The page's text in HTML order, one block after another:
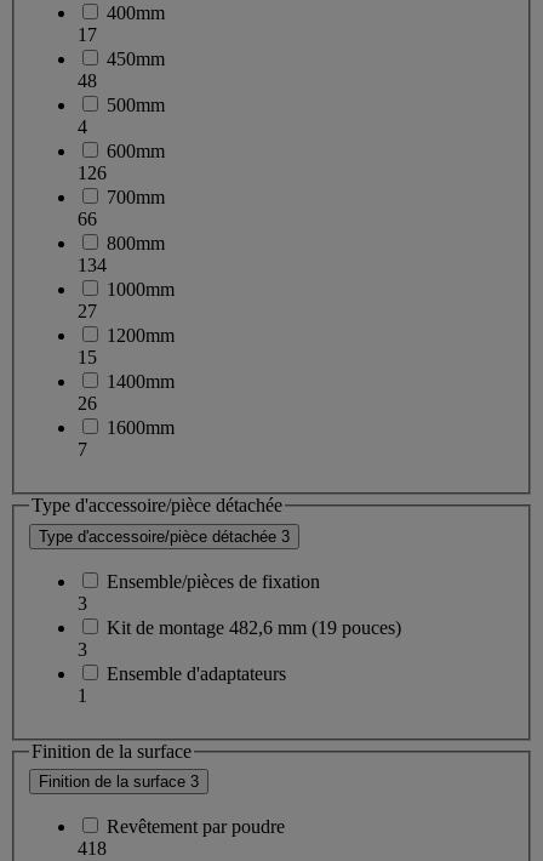
400mm
17
450mm
48
500mm
4
600mm
126
700mm
66
800mm
134
1000mm
27
1200mm
15
1400mm
26
1600mm
7
Type d'accessoire/pièce détachée
Type d'accessoire/pièce détachée 3
Ensemble/pièces de fixation
3
Kit de montage 482,6 mm (19 pouces)
3
Ensemble d'adaptateurs
1
Finition de la surface
Finition de la surface 3
Revêtement par poudre
418